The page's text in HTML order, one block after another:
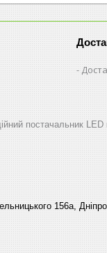
постачальник LED
156а,